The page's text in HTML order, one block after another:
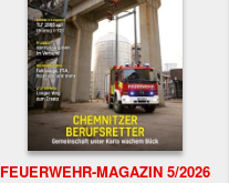
FEUERWEHR-MAGAZIN 5/2026